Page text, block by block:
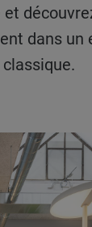
et
dans un